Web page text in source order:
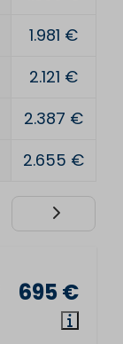
1.981 €
2.121 €
2.387 €
2.655 €
695 €